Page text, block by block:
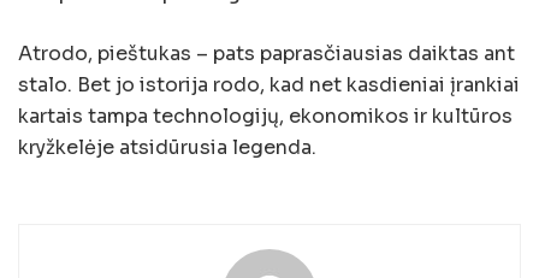
Atrodo, pieštukas – pats paprasčiausias daiktas ant
stalo. Bet jo istorija rodo, kad net kasdieniai įrankiai
kartais tampa technologijų, ekonomikos ir kultūros
kryžkelėje atsidūrusia legenda.